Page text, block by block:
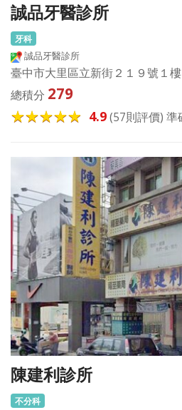
誠品牙醫診所
牙科
誠品牙醫診所
臺中市大里區立新街２１９號１樓
總積分 279
4.9(57則評價) 準
陳建利診所
不分科